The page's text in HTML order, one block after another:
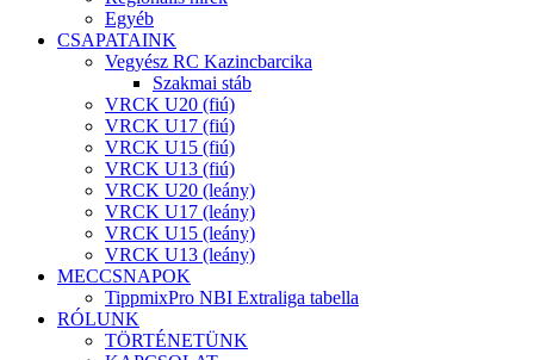
Egyéb
CSAPATAINK
Vegyész RC Kazincbarcika
Szakmai stáb
VRCK U20 (fiú)
VRCK U17 (fiú)
VRCK U15 (fiú)
VRCK U13 (fiú)
VRCK U20 (leány)
VRCK U17 (leány)
VRCK U15 (leány)
VRCK U13 (leány)
MECCSNAPOK
TippmixPro NBI Extraliga tabella
RÓLUNK
TÖRTÉNETÜNK